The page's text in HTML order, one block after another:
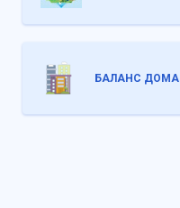
БАЛАНС ДОМА